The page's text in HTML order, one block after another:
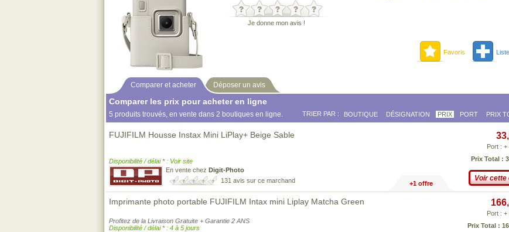
Je donne mon avis !
Favoris Liste
Comparer et acheter Déposer un avis
Comparer les prix pour acheter en ligne
5 produits trouvés, en vente dans 2 boutiques en ligne. TRIER PAR : BOUTIQUE DÉSIGNATION PRIX PORT PRIX
FUJIFILM Housse Instax Mini LiPlay+ Beige Sable
Disponibilité / délai * : Voir site
En vente chez Digit-Photo
131 avis sur ce marchand
Port : +
Prix Total :
Voir cette
+1 offre
Imprimante photo portable FUJIFILM Intax mini Liplay Matcha Green
Profitez de la Livraison Gratuite + Garantie 2 ANS
Disponibilité / délai * : 4 à 5 jours
Port : +
Prix Total :